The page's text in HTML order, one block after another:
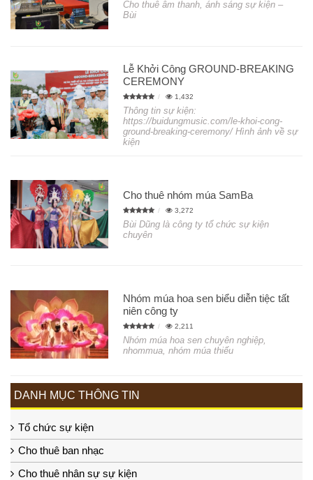
Cho thuê âm thanh, ánh sáng sự kiện –
Bùi
Lễ Khởi Công GROUND-BREAKING
CEREMONY
1,432
Thông tin sự kiện:
https://buidungmusic.com/le-khoi-cong-
ground-breaking-ceremony/ Hình ảnh về sự
kiện
Cho thuê nhóm múa SamBa
3,272
Bùi Dũng là công ty tổ chức sự kiện
chuyên
Nhóm múa hoa sen biểu diễn tiệc tất
niên công ty
2,211
Nhóm múa hoa sen chuyên nghiệp,
nhommua, nhóm múa thiếu
DANH MỤC THÔNG TIN
Tổ chức sự kiện
Cho thuê ban nhạc
Cho thuê nhân sự sự kiện